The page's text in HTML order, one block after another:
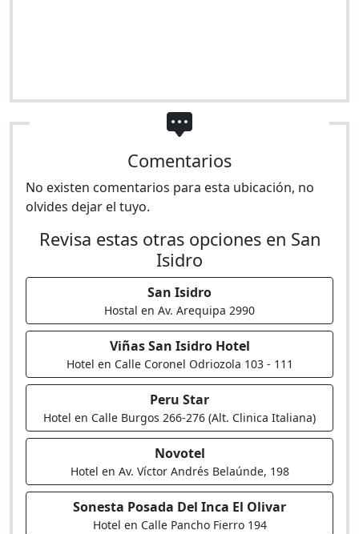
Comentarios
No existen comentarios para esta ubicación, no
olvides dejar el tuyo.
Revisa estas otras opciones en San
Isidro
San Isidro
Hostal en Av. Arequipa 2990
Viñas San Isidro Hotel
Hotel en Calle Coronel Odriozola 103 - 111
Peru Star
Hotel en Calle Burgos 266-276 (Alt. Clinica Italiana)
Novotel
Hotel en Av. Víctor Andrés Belaúnde, 198
Sonesta Posada Del Inca El Olivar
Hotel en Calle Pancho Fierro 194